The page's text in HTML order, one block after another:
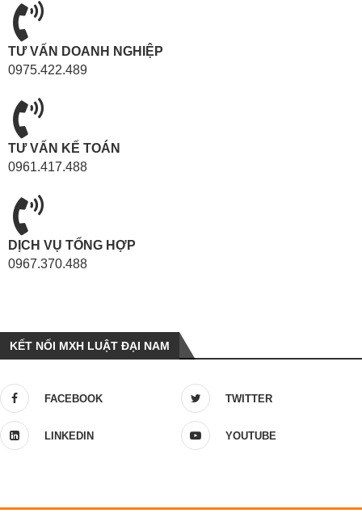
TƯ VẤN DOANH NGHIỆP
0975.422.489
TƯ VẤN KẾ TOÁN
0961.417.488
DỊCH VỤ TỔNG HỢP
0967.370.488
KẾT NỐI MXH LUẬT ĐẠI NAM
FACEBOOK TWITTER
LINKEDIN YOUTUBE